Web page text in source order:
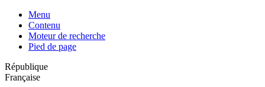
Menu
Contenu
Moteur de recherche
Pied de page
République
Française